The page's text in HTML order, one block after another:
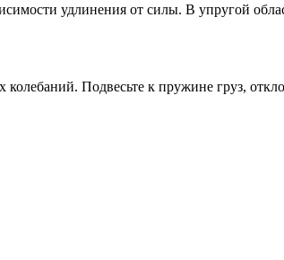
удлинения от силы. В упругой
Подвесьте к пружине груз,